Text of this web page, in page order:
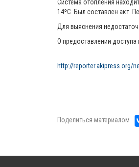
Система отопления
14ºС. Был составлен акт.
Для выяснения
О предоставлении
http://reporter.akipress.org/
Поделиться материалом